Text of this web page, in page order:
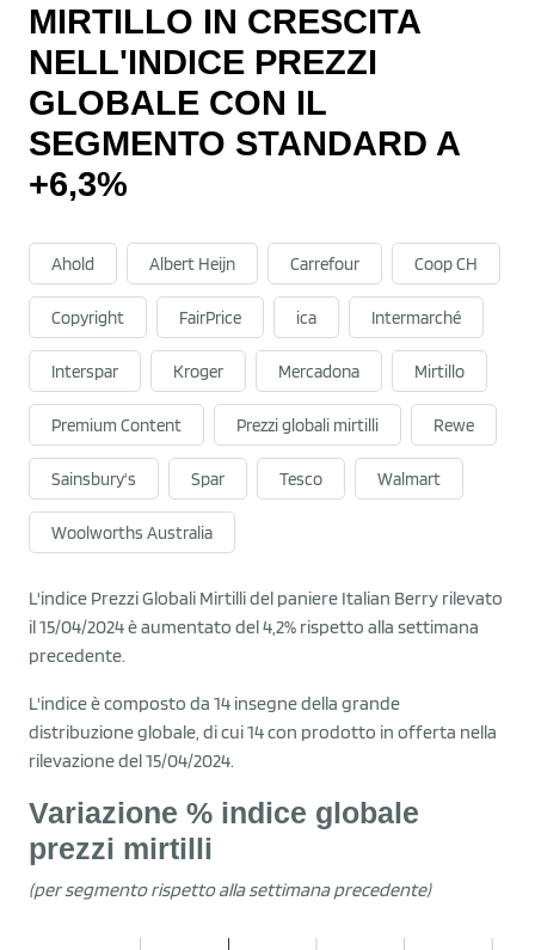
MIRTILLO IN CRESCITA
NELL'INDICE PREZZI
GLOBALE CON IL
SEGMENTO STANDARD A
+6,3%
Ahold Albert Heijn Carrefour Coop CH
Copyright FairPrice ica Intermarché
Interspar Kroger Mercadona Mirtillo
Premium Content Prezzi globali mirtilli Rewe
Sainsbury's Spar Tesco Walmart
Woolworths Australia
L'indice Prezzi Globali Mirtilli del paniere Italian Berry rilevato
il 15/04/2024 è aumentato del 4,2% rispetto alla settimana
precedente.
L'indice è composto da 14 insegne della grande
distribuzione globale, di cui 14 con prodotto in offerta nella
rilevazione del 15/04/2024.
Variazione % indice globale
prezzi mirtilli
(per segmento rispetto alla settimana precedente)